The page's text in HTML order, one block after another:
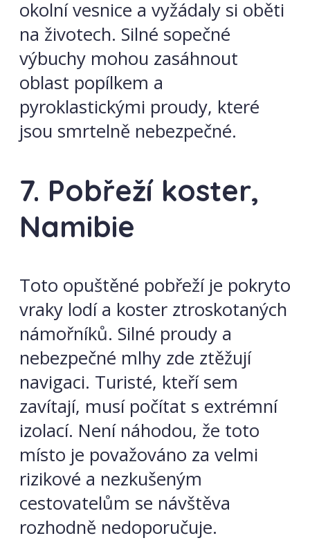
okolní vesnice a vyžádaly si oběti
na životech. Silné sopečné
výbuchy mohou zasáhnout
oblast popílkem a
pyroklastickými proudy, které
jsou smrtelně nebezpečné.
7. Pobřeží koster,
Namibie
Toto opuštěné pobřeží je pokryto
vraky lodí a koster ztroskotaných
námořníků. Silné proudy a
nebezpečné mlhy zde ztěžují
navigaci. Turisté, kteří sem
zavítají, musí počítat s extrémní
izolací. Není náhodou, že toto
místo je považováno za velmi
rizikové a nezkušeným
cestovatelům se návštěva
rozhodně nedoporučuje.